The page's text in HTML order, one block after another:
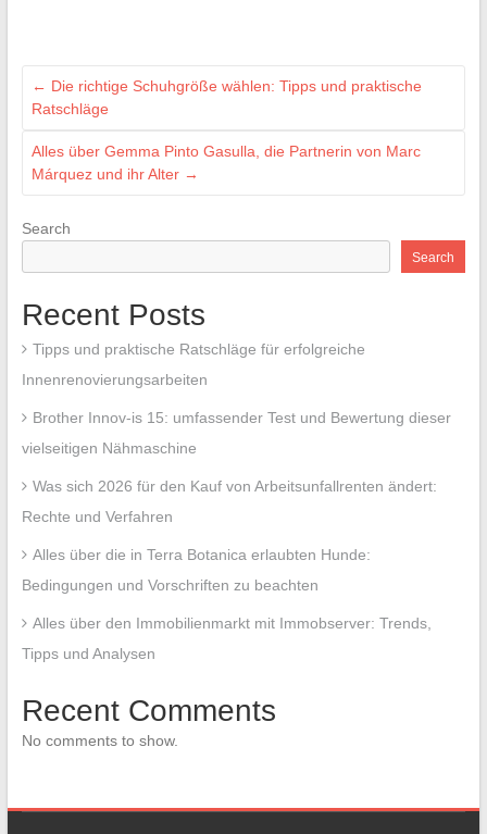
← Die richtige Schuhgröße wählen: Tipps und praktische
Ratschläge
Alles über Gemma Pinto Gasulla, die Partnerin von Marc
Márquez und ihr Alter →
Search
Search
Recent Posts
Tipps und praktische Ratschläge für erfolgreiche
Innenrenovierungsarbeiten
Brother Innov-is 15: umfassender Test und Bewertung dieser
vielseitigen Nähmaschine
Was sich 2026 für den Kauf von Arbeitsunfallrenten ändert:
Rechte und Verfahren
Alles über die in Terra Botanica erlaubten Hunde:
Bedingungen und Vorschriften zu beachten
Alles über den Immobilienmarkt mit Immobserver: Trends,
Tipps und Analysen
Recent Comments
No comments to show.